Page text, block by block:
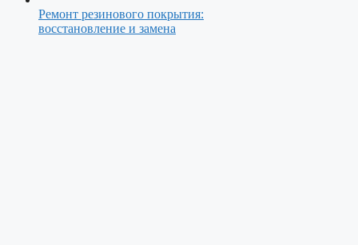
Ремонт резинового покрытия:
восстановление и замена